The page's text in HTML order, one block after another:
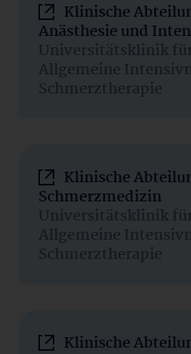
Klinische
Anästhesie und
Universitätsklinik
Allgemeine
Schmerztherapie
Klinische
Schmerzmedizin
Universitätsklinik
Allgemeine
Schmerztherapie
Klinische